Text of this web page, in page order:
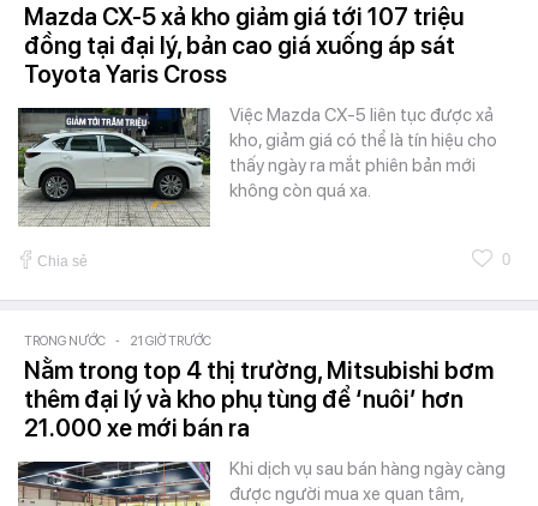
Mazda CX-5 xả kho giảm giá tới 107 triệu
đồng tại đại lý, bản cao giá xuống áp sát
Toyota Yaris Cross
Việc Mazda CX-5 liên tục được xả
kho, giảm giá có thể là tín hiệu cho
thấy ngày ra mắt phiên bản mới
không còn quá xa.
Chia sẻ 0
TRONG NƯỚC - 21 GIỜ TRƯỚC
Nằm trong top 4 thị trường, Mitsubishi bơm
thêm đại lý và kho phụ tùng để ‘nuôi’ hơn
21.000 xe mới bán ra
Khi dịch vụ sau bán hàng ngày càng
được người mua xe quan tâm,